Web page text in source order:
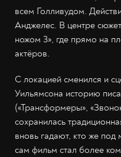
всем Голливудом.
Анджелес. В центре
ножом 3», где прямо на
актёров.
С локацией сменился и
Уильямсона историю
(«Трансформеры»,
сохранилась
вновь гадают, кто же
сам фильм стал более